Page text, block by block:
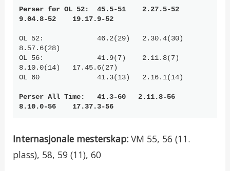
Perser før OL 52:  45.5-51    2.27.5-52
9.04.8-52    19.17.9-52
OL 52:             46.2(29)   2.30.4(30)
8.57.6(28)
OL 56:             41.9(7)    2.11.8(7)
8.10.0(14)   17.45.6(27)
Perser All Time:   41.3-60   2.11.8-56
Internasjonale mesterskap:VM 55, 56 (11.
plass), 58, 59 (11), 60